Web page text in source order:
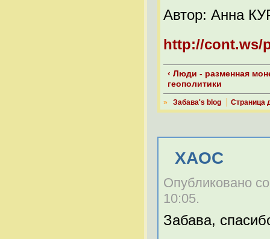
Автор: Анна
http://cont.ws/
‹ Люди - разменная
геополитики
» Забава's blog Страница
ХАОС
Опубликовано
10:05.
Забава,